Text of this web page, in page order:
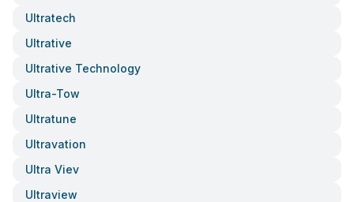
Ultratech
Ultrative
Ultrative Technology
Ultra-Tow
Ultratune
Ultravation
Ultra Viev
Ultraview